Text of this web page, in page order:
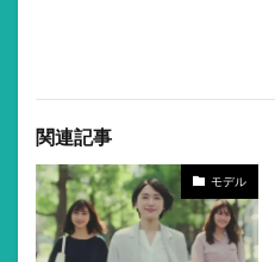
関連記事
モデル